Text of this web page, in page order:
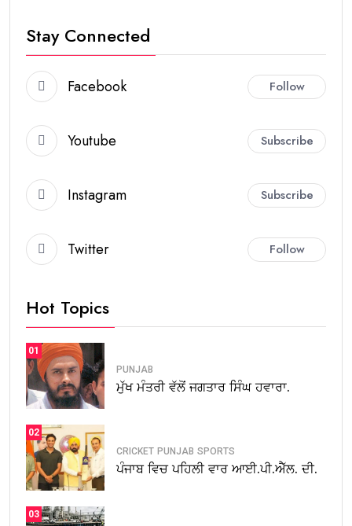
Stay Connected
Facebook Follow
Youtube Subscribe
Instagram Subscribe
Twitter Follow
Hot Topics
01
PUNJAB
ਮੁੱਖ ਮੰਤਰੀ ਵੱਲੋਂ ਜਗਤਾਰ ਸਿੰਘ ਹਵਾਰਾ.
02
CRICKET PUNJAB SPORTS
ਪੰਜਾਬ ਵਿਚ ਪਹਿਲੀ ਵਾਰ ਆਈ.ਪੀ.ਐੱਲ. ਦੀ.
03